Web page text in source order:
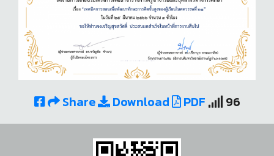
Share Download PDF 96